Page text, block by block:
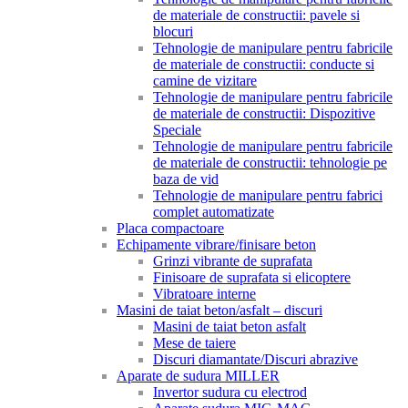
de materiale de constructii: pavele si
blocuri
Tehnologie de manipulare pentru fabricile
de materiale de constructii: conducte si
camine de vizitare
Tehnologie de manipulare pentru fabricile
de materiale de constructii: Dispozitive
Speciale
Tehnologie de manipulare pentru fabricile
de materiale de constructii: tehnologie pe
baza de vid
Tehnologie de manipulare pentru fabrici
complet automatizate
Placa compactoare
Echipamente vibrare/finisare beton
Grinzi vibrante de suprafata
Finisoare de suprafata si elicoptere
Vibratoare interne
Masini de taiat beton/asfalt – discuri
Masini de taiat beton asfalt
Mese de taiere
Discuri diamantate/Discuri abrazive
Aparate de sudura MILLER
Invertor sudura cu electrod